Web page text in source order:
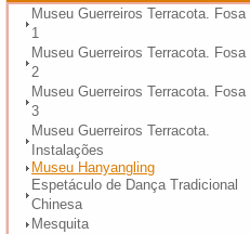
Museu Guerreiros Terracota. Fosa
1
Museu Guerreiros Terracota. Fosa
2
Museu Guerreiros Terracota. Fosa
3
Museu Guerreiros Terracota.
Instalações
Museu Hanyangling
Espetáculo de Dança Tradicional
Chinesa
Mesquita